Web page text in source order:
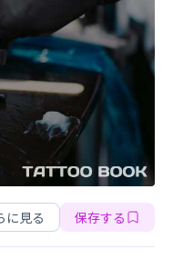
に見る 保存する